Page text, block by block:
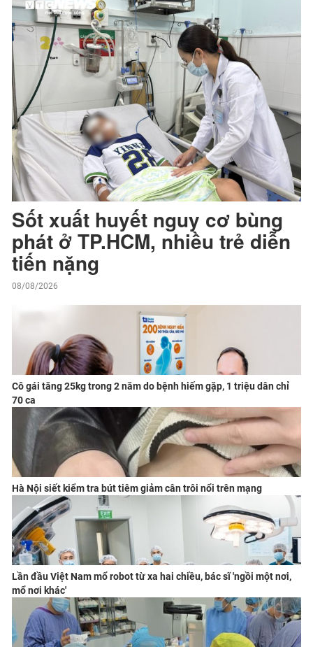
Sốt xuất huyết nguy cơ bùng
phát ở TP.HCM, nhiều trẻ diễn
tiến nặng
08/08/2026
Cô gái tăng 25kg trong 2 năm do bệnh hiếm gặp, 1 triệu dân chỉ
70 ca
Hà Nội siết kiểm tra bút tiêm giảm cân trôi nổi trên mạng
Lần đầu Việt Nam mổ robot từ xa hai chiều, bác sĩ 'ngồi một nơi,
mổ nơi khác'